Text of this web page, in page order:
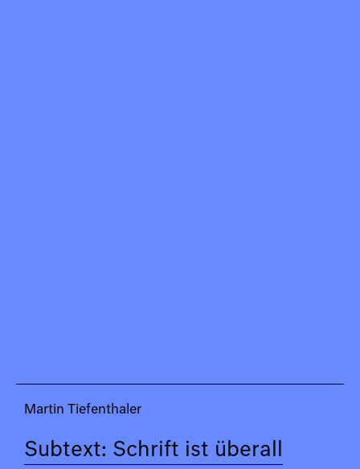
Martin Tiefenthaler
Subtext: Schrift ist überall